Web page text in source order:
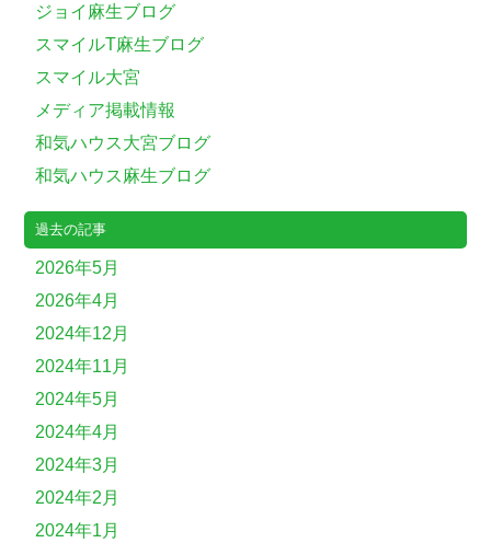
ジョイ麻生ブログ
スマイルT麻生ブログ
スマイル大宮
メディア掲載情報
和気ハウス大宮ブログ
和気ハウス麻生ブログ
過去の記事
2026年5月
2026年4月
2024年12月
2024年11月
2024年5月
2024年4月
2024年3月
2024年2月
2024年1月